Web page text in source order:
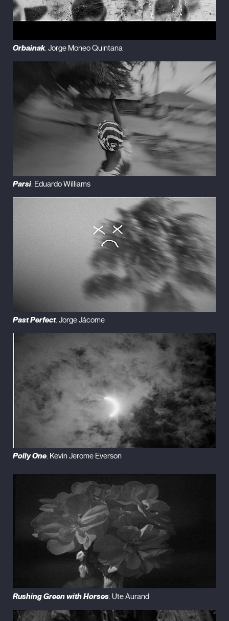
Orbainak. Jorge Moneo Quintana
Parsi. Eduardo Williams
Past Perfect. Jorge Jácome
Polly One . Kevin Jerome Everson
Rushing Green with Horses. Ute Aurand